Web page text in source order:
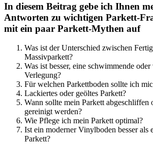
In diesem Beitrag gebe ich Ihnen
Antworten zu wichtigen Parkett-
mit ein paar Parkett-Mythen auf
Was ist der Unterschied zwischen
Massivparkett?
Was ist besser, eine schwimmende
Verlegung?
Für welchen Parkettboden sollte ich
Lackiertes oder geöltes Parkett?
Wann sollte mein Parkett abgeschliffen
gereinigt werden?
Wie Pflege ich mein Parkett optimal?
Ist ein moderner Vinylboden besser als
Parkett?